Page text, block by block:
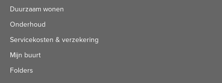
Duurzaam wonen
Onderhoud
Servicekosten & verzekering
Mijn buurt
Folders